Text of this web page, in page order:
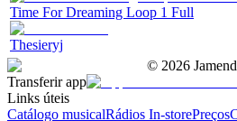
Time For Dreaming Loop 1 Full
Thesieryj
© 2026
Transferir app
Links úteis
Catálogo musicalRádios In-storePreços